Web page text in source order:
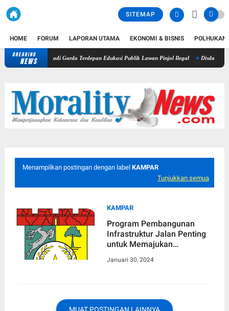
SITEMAP
HOME FORUM LAPORAN UTAMA EKONOMI & BISNIS POLHUKAM
BREAKING
NEWS PWI dan AFPI Perkuat Literasi Pindar, Pers Didorong Jadi Garda
Menampilkan postingan dengan label KAMPAR
Tunjukkan semua
KAMPAR
Program Pembangunan
Infrastruktur Jalan Penting
untuk Memajukan
Hal itu Seolah Tidak Berlaku
Januari 30, 2024